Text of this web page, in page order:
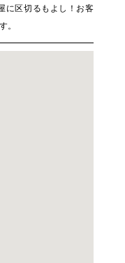
に区切るもよし！お客
。